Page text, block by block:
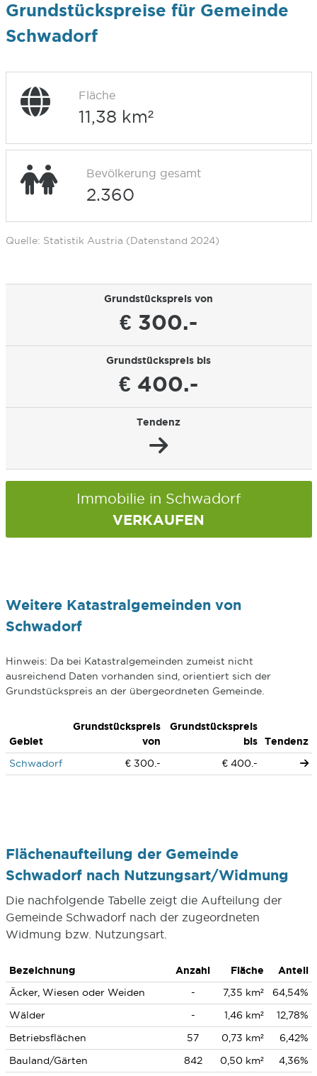
Grundstückspreise für Gemeinde
Schwadorf
Fläche
11,38 km²
Bevölkerung gesamt
2.360
Quelle: Statistik Austria (Datenstand 2024)
Grundstückspreis von
€ 300.-
Grundstückspreis bis
€ 400.-
Tendenz
Immobilie in Schwadorf
VERKAUFEN
Weitere Katastralgemeinden von
Schwadorf
Hinweis: Da bei Katastralgemeinden zumeist nicht
ausreichend Daten vorhanden sind, orientiert sich der
Grundstückspreis an der übergeordneten Gemeinde.
Gebiet
Grundstückspreis
von
Grundstückspreis
bis
Tendenz
Schwadorf
€ 300.- € 400.-
Flächenaufteilung der Gemeinde
Schwadorf nach Nutzungsart/Widmung
Die nachfolgende Tabelle zeigt die Aufteilung der
Gemeinde Schwadorf nach der zugeordneten
Widmung bzw. Nutzungsart.
Bezeichnung Anzahl Fläche
Anteil
Äcker, Wiesen oder Weiden
- 7,35 km²
64,54%
Wälder
- 1,46 km²
12,78%
Betriebsflächen
57 0,73 km²
6,42%
Bauland/Gärten
842 0,50 km² 4,36%